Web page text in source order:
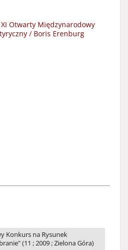
Otwarty Międzynarodowy
/ Boris Erenburg
Konkurs na Rysunek
(11 ; 2009 ; Zielona Góra)